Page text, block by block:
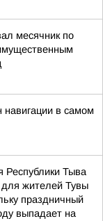
месячник по
в самом
Республики Тыва
для жителей Тувы
праздничный
выпадает на